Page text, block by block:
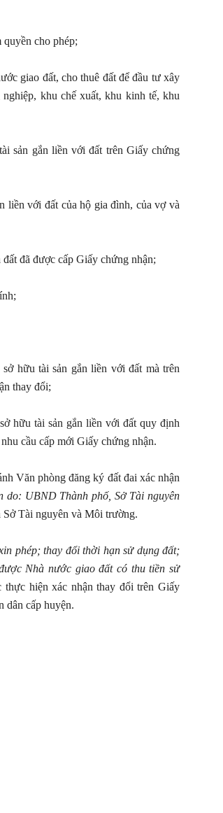
cho phép;
giao đất, cho thuê đất để đầu tư xây
khu chế xuất, khu kinh tế, khu
sản gắn liền với đất trên Giấy chứng
liền với đất của hộ gia đình, của vợ và
đã được cấp Giấy chứng nhận;
hữu tài sản gắn liền với đất mà trên
thay đổi;
hữu tài sản gắn liền với đất quy định
cầu cấp mới Giấy chứng nhận.
Văn phòng đăng ký đất đai xác nhận
do: UBND Thành phố, Sở Tài nguyên
Sở Tài nguyên và Môi trường.
phép; thay đổi thời hạn sử dụng đất;
Nhà nước giao đất có thu tiền sử
hiện xác nhận thay đổi trên Giấy
dân cấp huyện.